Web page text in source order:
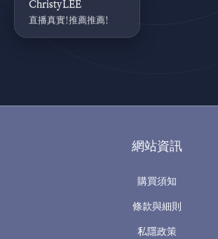
ChristyLEE
直播真實!推薦推薦!
網站資訊
購買須知
條款與細則
私隱政策